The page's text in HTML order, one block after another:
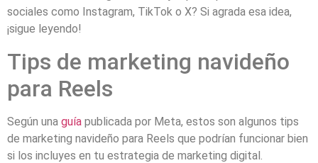
sociales como Instagram, TikTok o X? Si agrada esa idea,
¡sigue leyendo!
Tips de marketing navideño
para Reels
Según una guía publicada por Meta, estos son algunos tips
de marketing navideño para Reels que podrían funcionar bien
si los incluyes en tu estrategia de marketing digital.